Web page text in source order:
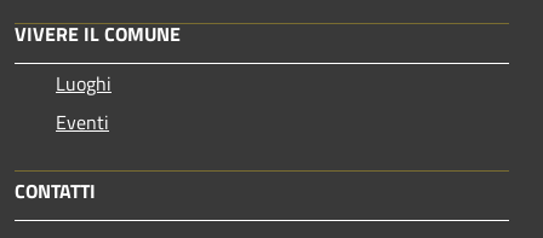
VIVERE IL COMUNE
Luoghi
Eventi
CONTATTI